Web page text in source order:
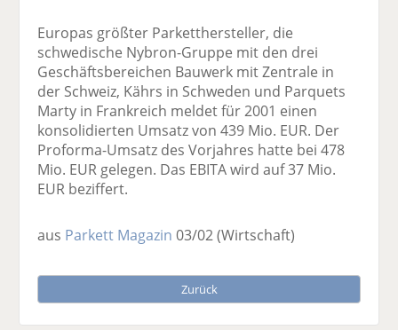
Europas größter Parketthersteller, die
schwedische Nybron-Gruppe mit den drei
Geschäftsbereichen Bauwerk mit Zentrale in
der Schweiz, Kährs in Schweden und Parquets
Marty in Frankreich meldet für 2001 einen
konsolidierten Umsatz von 439 Mio. EUR. Der
Proforma-Umsatz des Vorjahres hatte bei 478
Mio. EUR gelegen. Das EBITA wird auf 37 Mio.
EUR beziffert.
aus Parkett Magazin 03/02(Wirtschaft)
Zurück